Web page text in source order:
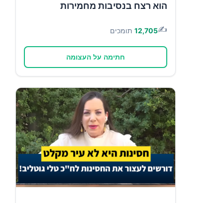
הוא רצח בנסיבות מחמירות
✍️
12,705 תומכים
חתימה על העצומה